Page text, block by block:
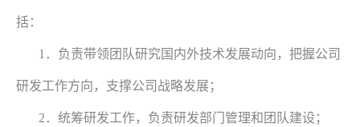
括：
1．负责带领团队研究国内外技术发展动向，把握公司
研发工作方向，支撑公司战略发展；
2．统筹研发工作，负责研发部门管理和团队建设；